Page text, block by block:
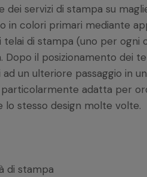
dei servizi di stampa su
in colori primari mediante
telai di stampa (uno per ogni
Dopo il posizionamento dei
un ulteriore passaggio in
particolarmente adatta per
lo stesso design molte volte.
di stampa